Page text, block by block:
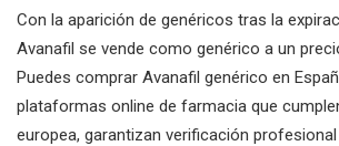
Con la aparición de genéricos tras la
Avanafil se vende como genérico a un
Puedes comprar Avanafil genérico en
plataformas online de farmacia que
europea, garantizan verificación